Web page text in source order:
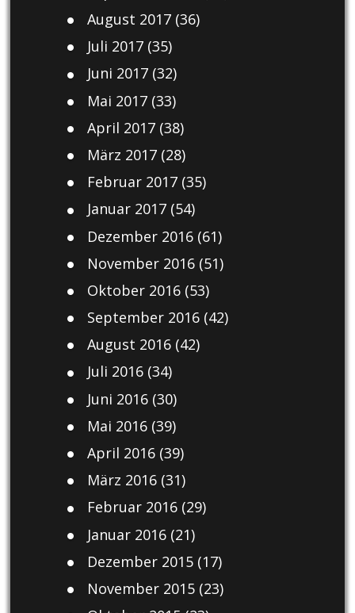
August 2017(36)
Juli 2017(35)
Juni 2017(32)
Mai 2017(33)
April 2017(38)
März 2017(28)
Februar 2017(35)
Januar 2017(54)
Dezember 2016(61)
November 2016(51)
Oktober 2016(53)
September 2016(42)
August 2016(42)
Juli 2016(34)
Juni 2016(30)
Mai 2016(39)
April 2016(39)
März 2016(31)
Februar 2016(29)
Januar 2016(21)
Dezember 2015(17)
November 2015(23)